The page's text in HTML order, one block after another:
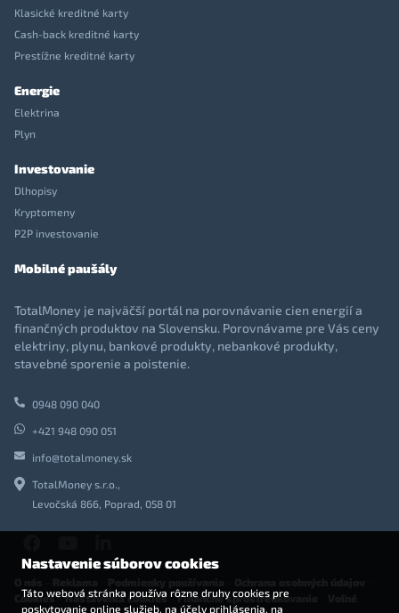
Klasické kreditné karty
Cash-back kreditné karty
Prestížne kreditné karty
Energie
Elektrina
Plyn
Investovanie
Dlhopisy
Kryptomeny
P2P investovanie
Mobilné paušály
TotalMoney je najväčší portál na porovnávanie cien energií a
finančných produktov na Slovensku. Porovnávame pre Vás ceny
elektriny, plynu, bankové produkty, nebankové produkty,
stavebné sporenie a poistenie.
0948 090 040
+421 948 090 051
info@totalmoney.sk
TotalMoney s.r.o.,
Levočská 866, Poprad, 058 01
Cookies-Nastavenia cookies -Finančné sprostredkovanie
Nastavenie súborov cookies
Táto webová stránka používa rôzne druhy cookies pre
poskytovanie online služieb, na účely prihlásenia, na